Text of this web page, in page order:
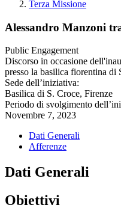
Terza Missione
Alessandro Manzoni
Public Engagement
Discorso in occasione
presso la basilica fiorentina di
Sede dell’iniziativa:
Basilica di S. Croce, Firenze
Periodo di svolgimento
Novembre 7, 2023
Dati Generali
Afferenze
Dati Generali
Obiettivi